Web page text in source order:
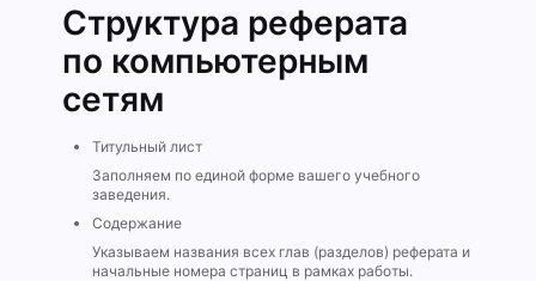
Структура реферата
по компьютерным
сетям
Титульный лист
Заполняем по единой форме вашего учебного
заведения.
Содержание
Указываем названия всех глав (разделов) реферата и
начальные номера страниц в рамках работы.